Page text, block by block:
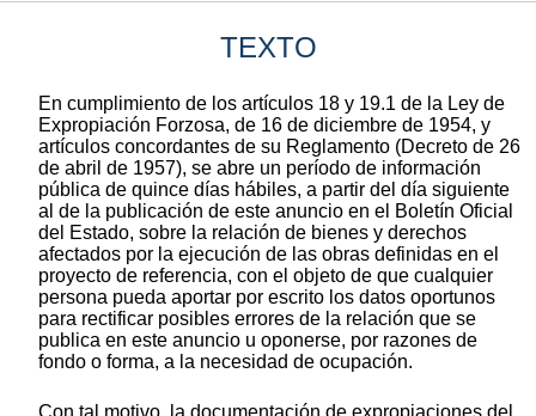
TEXTO
En cumplimiento de los artículos 18 y 19.1 de la Ley de
Expropiación Forzosa, de 16 de diciembre de 1954, y
artículos concordantes de su Reglamento (Decreto de 26
de abril de 1957), se abre un período de información
pública de quince días hábiles, a partir del día siguiente
al de la publicación de este anuncio en el Boletín Oficial
del Estado, sobre la relación de bienes y derechos
afectados por la ejecución de las obras definidas en el
proyecto de referencia, con el objeto de que cualquier
persona pueda aportar por escrito los datos oportunos
para rectificar posibles errores de la relación que se
publica en este anuncio u oponerse, por razones de
fondo o forma, a la necesidad de ocupación.
Con tal motivo, la documentación de expropiaciones del